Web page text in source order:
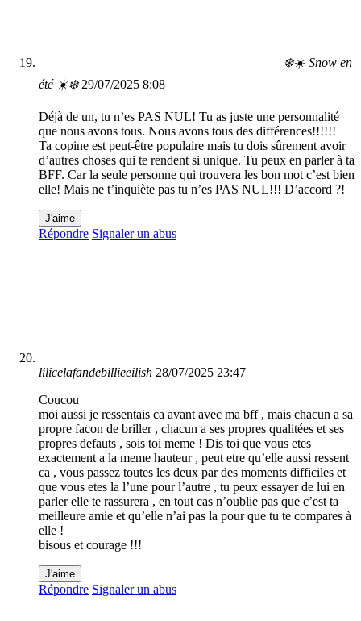
❄️☀️ Snow en
été ☀️❄️ 29/07/2025 8:08
Déjà de un, tu n’es PAS NUL! Tu as juste une personnalité
que nous avons tous. Nous avons tous des différences!!!!!!
Ta copine est peut-être populaire mais tu dois sûrement avoir
d’autres choses qui te rendent si unique. Tu peux en parler à ta
BFF. Car la seule personne qui trouvera les bon mot c’est bien
elle! Mais ne t’inquiète pas tu n’es PAS NUL!!! D’accord ?!
J'aime
Répondre Signaler un abus
lilicelafandebillieeilish 28/07/2025 23:47
Coucou
moi aussi je ressentais ca avant avec ma bff , mais chacun a sa
propre facon de briller , chacun a ses propres qualitées et ses
propres defauts , sois toi meme ! Dis toi que vous etes
exactement a la meme hauteur , peut etre qu’elle aussi ressent
ca , vous passez toutes les deux par des moments difficiles et
que vous etes la l’une pour l’autre , tu peux essayer de lui en
parler elle te rassurera , en tout cas n’oublie pas que c’est ta
meilleure amie et qu’elle n’ai pas la pour que tu te compares à
elle !
bisous et courage !!!
J'aime
Répondre Signaler un abus